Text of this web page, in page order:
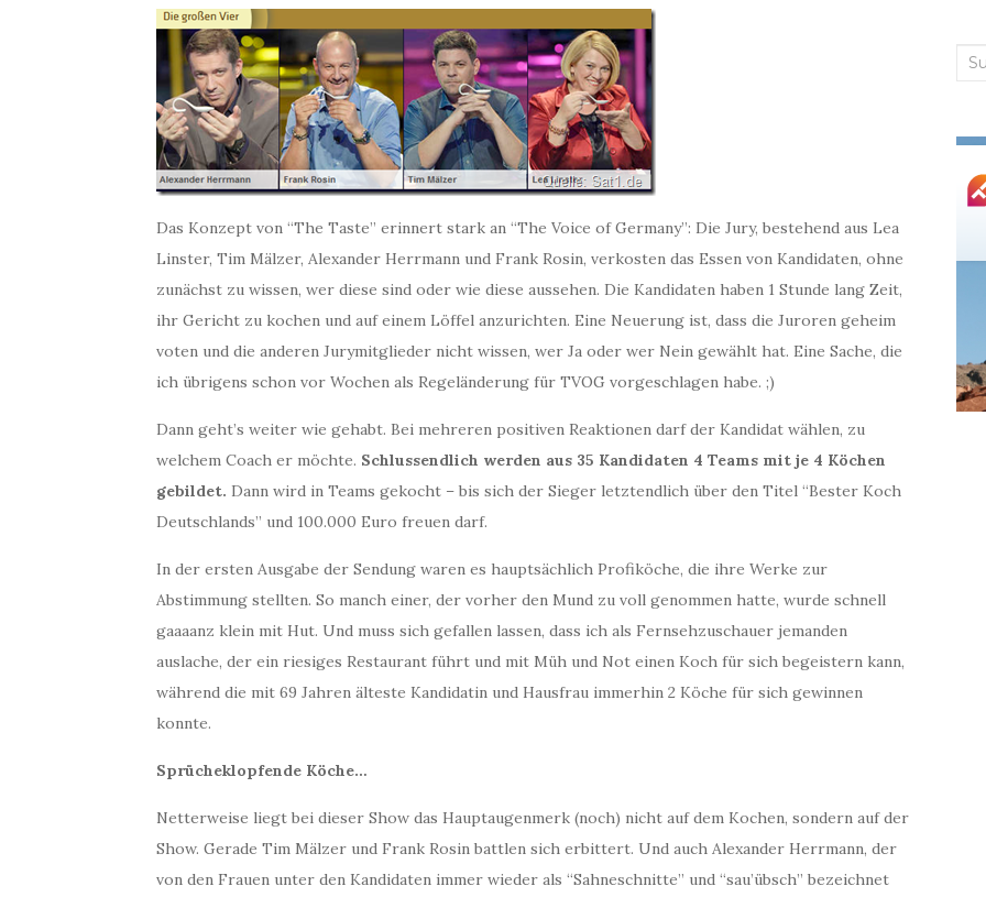
Das Konzept von “The Taste” erinnert stark an “The Voice of Germany”: Die Jury, bestehend aus Lea
Linster, Tim Mälzer, Alexander Herrmann und Frank Rosin, verkosten das Essen von Kandidaten, ohne
zunächst zu wissen, wer diese sind oder wie diese aussehen. Die Kandidaten haben 1 Stunde lang Zeit,
ihr Gericht zu kochen und auf einem Löffel anzurichten. Eine Neuerung ist, dass die Juroren geheim
voten und die anderen Jurymitglieder nicht wissen, wer Ja oder wer Nein gewählt hat. Eine Sache, die
ich übrigens schon vor Wochen als Regeländerung für TVOG vorgeschlagen habe. ;)
Dann geht’s weiter wie gehabt. Bei mehreren positiven Reaktionen darf der Kandidat wählen, zu
welchem Coach er möchte. Schlussendlich werden aus 35 Kandidaten 4 Teams mit je 4 Köchen
gebildet. Dann wird in Teams gekocht – bis sich der Sieger letztendlich über den Titel “Bester Koch
Deutschlands” und 100.000 Euro freuen darf.
In der ersten Ausgabe der Sendung waren es hauptsächlich Profiköche, die ihre Werke zur
Abstimmung stellten. So manch einer, der vorher den Mund zu voll genommen hatte, wurde schnell
gaaaanz klein mit Hut. Und muss sich gefallen lassen, dass ich als Fernsehzuschauer jemanden
auslache, der ein riesiges Restaurant führt und mit Müh und Not einen Koch für sich begeistern kann,
während die mit 69 Jahren älteste Kandidatin und Hausfrau immerhin 2 Köche für sich gewinnen
konnte.
Sprücheklopfende Köche…
Netterweise liegt bei dieser Show das Hauptaugenmerk (noch) nicht auf dem Kochen, sondern auf der
Show. Gerade Tim Mälzer und Frank Rosin battlen sich erbittert. Und auch Alexander Herrmann, der
von den Frauen unter den Kandidaten immer wieder als “Sahneschnitte” und “sau’übsch” bezeichnet